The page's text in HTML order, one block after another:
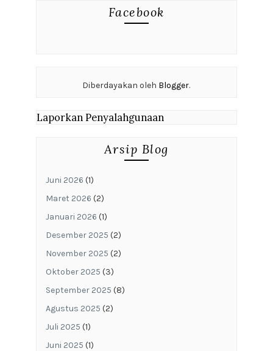
Facebook
Diberdayakan oleh Blogger.
Laporkan Penyalahgunaan
Arsip Blog
Juni 2026 (1)
Maret 2026 (2)
Januari 2026 (1)
Desember 2025 (2)
November 2025 (2)
Oktober 2025 (3)
September 2025 (8)
Agustus 2025 (2)
Juli 2025 (1)
Juni 2025 (1)